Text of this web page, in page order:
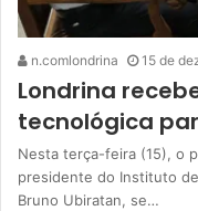
n.comlondrina 15 de
Londrina
tecnológica
Nesta terça-feira (15), o
presidente do Instituto
Bruno Ubiratan, se…